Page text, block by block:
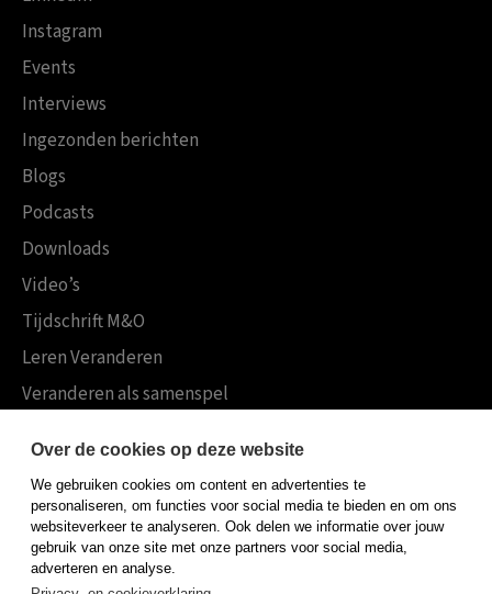
Instagram
Events
Interviews
Ingezonden berichten
Blogs
Podcasts
Downloads
Video’s
Tijdschrift M&O
Leren Veranderen
Veranderen als samenspel
Koninklijke Boom uitgevers
Boom Psychologie
Boom Hoger Onderwijs
Over de cookies op deze website
We gebruiken cookies om content en advertenties te
personaliseren, om functies voor social media te bieden en om ons
websiteverkeer te analyseren. Ook delen we informatie over jouw
gebruik van onze site met onze partners voor social media,
adverteren en analyse.